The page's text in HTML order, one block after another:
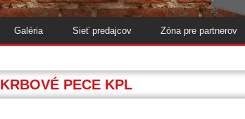
Galéria Sieť predajcov Zóna pre partnerov
KRBOVÉ PECE KPL